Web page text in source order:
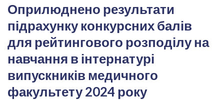
Оприлюднено результати
підрахунку конкурсних балів
для рейтингового розподілу на
навчання в інтернатурі
випускників медичного
факультету 2024 року